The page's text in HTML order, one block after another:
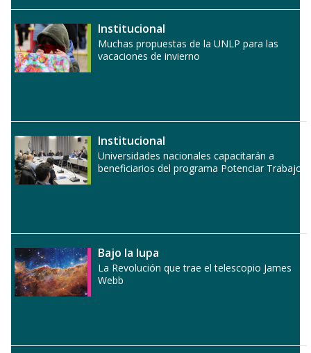
Institucional
Muchas propuestas de la UNLP para las
vacaciones de invierno
Institucional
Universidades nacionales capacitarán a
beneficiarios del programa Potenciar Trabajo
Bajo la lupa
La Revolución que trae el telescopio James
Webb